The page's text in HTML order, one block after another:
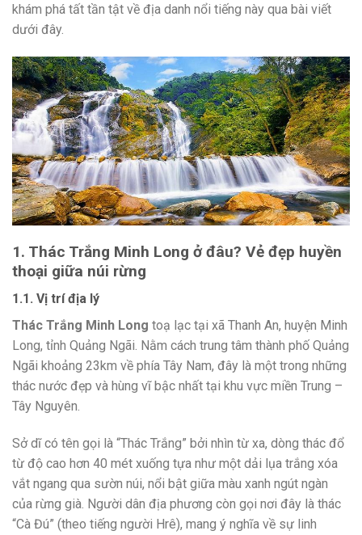
khám phá tất tần tật về địa danh nổi tiếng này qua bài viết
dưới đây.
1. Thác Trắng Minh Long ở đâu? Vẻ đẹp huyền
thoại giữa núi rừng
1.1. Vị trí địa lý
Thác Trắng Minh Long toạ lạc tại xã Thanh An, huyện Minh
Long, tỉnh Quảng Ngãi. Nằm cách trung tâm thành phố Quảng
Ngãi khoảng 23km về phía Tây Nam, đây là một trong những
thác nước đẹp và hùng vĩ bậc nhất tại khu vực miền Trung –
Tây Nguyên.
Sở dĩ có tên gọi là “Thác Trắng” bởi nhìn từ xa, dòng thác đổ
từ độ cao hơn 40 mét xuống tựa như một dải lụa trắng xóa
vắt ngang qua sườn núi, nổi bật giữa màu xanh ngút ngàn
của rừng già. Người dân địa phương còn gọi nơi đây là thác
“Cà Đú” (theo tiếng người Hrê), mang ý nghĩa về sự linh